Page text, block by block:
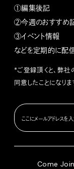
①編集後記
②今週のおすすめ
③イベント情報
などを定期的に配信
*ご登録頂くと、弊社
同意したことになりま
Come